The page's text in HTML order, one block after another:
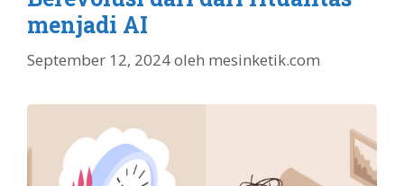
menjadi AI
September 12, 2024oleh mesinketik.com